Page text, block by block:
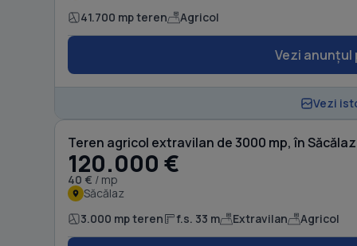
41.700 mp teren Agricol
Vezi anunțul
Vezi
Teren agricol extravilan de 3000 mp, în Săcălaz
120.000 €
40 € / mp
Săcălaz
3.000 mp teren f.s. 33 m Extravilan Agricol